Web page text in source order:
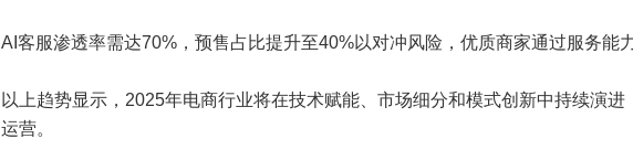
AI客服渗透率需达70%，预售占比提升至40%以对冲风险，优质商家通过服务能
以上趋势显示，2025年电商行业将在技术赋能、市场细分和模式创新中持续演
运营。